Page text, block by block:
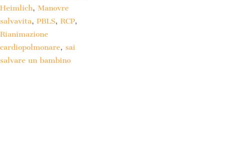
Heimlich, Manovre
salvavita, PBLS, RCP,
Rianimazione
cardiopolmonare, sai
salvare un bambino